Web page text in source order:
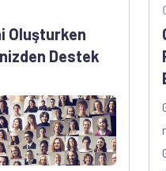
Oluşturken
Destek